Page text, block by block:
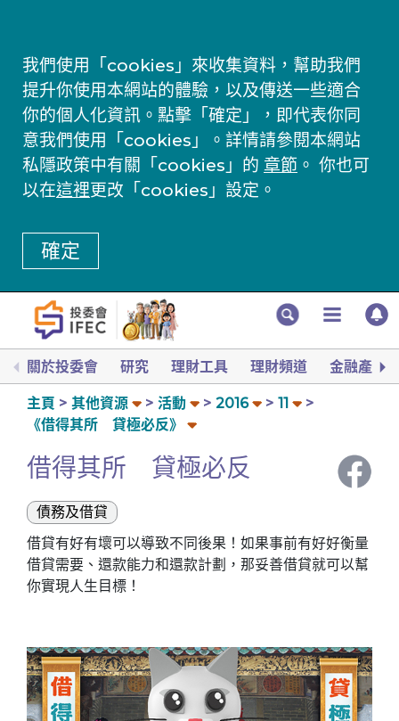
我們使用「cookies」來收集資料，幫助我們
提升你使用本網站的體驗，以及傳送一些適合
你的個人化資訊。點擊「確定」，即代表你同
意我們使用「cookies」。詳情請參閱本網站
私隱政策中有關「cookies」的 章節 。 你也可
以在這裡更改「cookies」設定。
確定
關於投委會 研究 理財工具 理財頻道 金融產品
主頁 其他資源 活動 2016
11
《借得其所 貸極必反》
借得其所 貸極必反
債務及借貸
借貸有好有壞可以導致不同後果！如果事前有好好衡量
借貸需要、還款能力和還款計劃，那妥善借貸就可以幫
你實現人生目標！